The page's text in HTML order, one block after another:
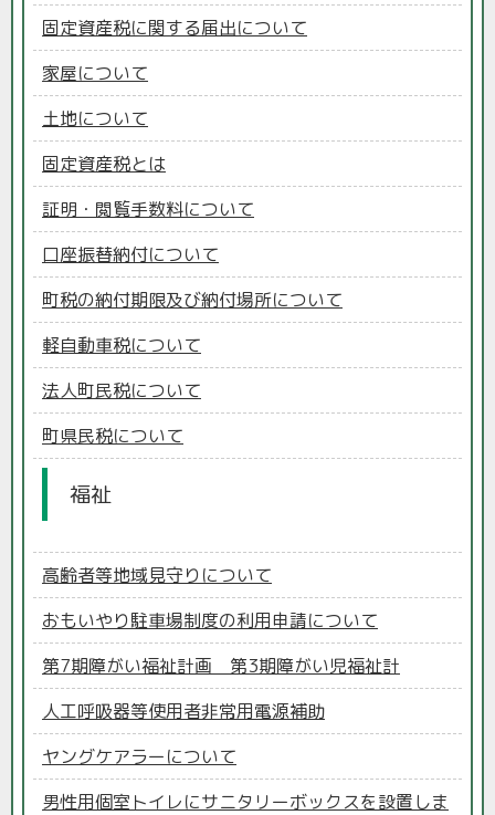
固定資産税に関する届出について
家屋について
土地について
固定資産税とは
証明・閲覧手数料について
口座振替納付について
町税の納付期限及び納付場所について
軽自動車税について
法人町民税について
町県民税について
福祉
高齢者等地域見守りについて
おもいやり駐車場制度の利用申請について
第7期障がい福祉計画 第3期障がい児福祉計
人工呼吸器等使用者非常用電源補助
ヤングケアラーについて
男性用個室トイレにサニタリーボックスを設置しま